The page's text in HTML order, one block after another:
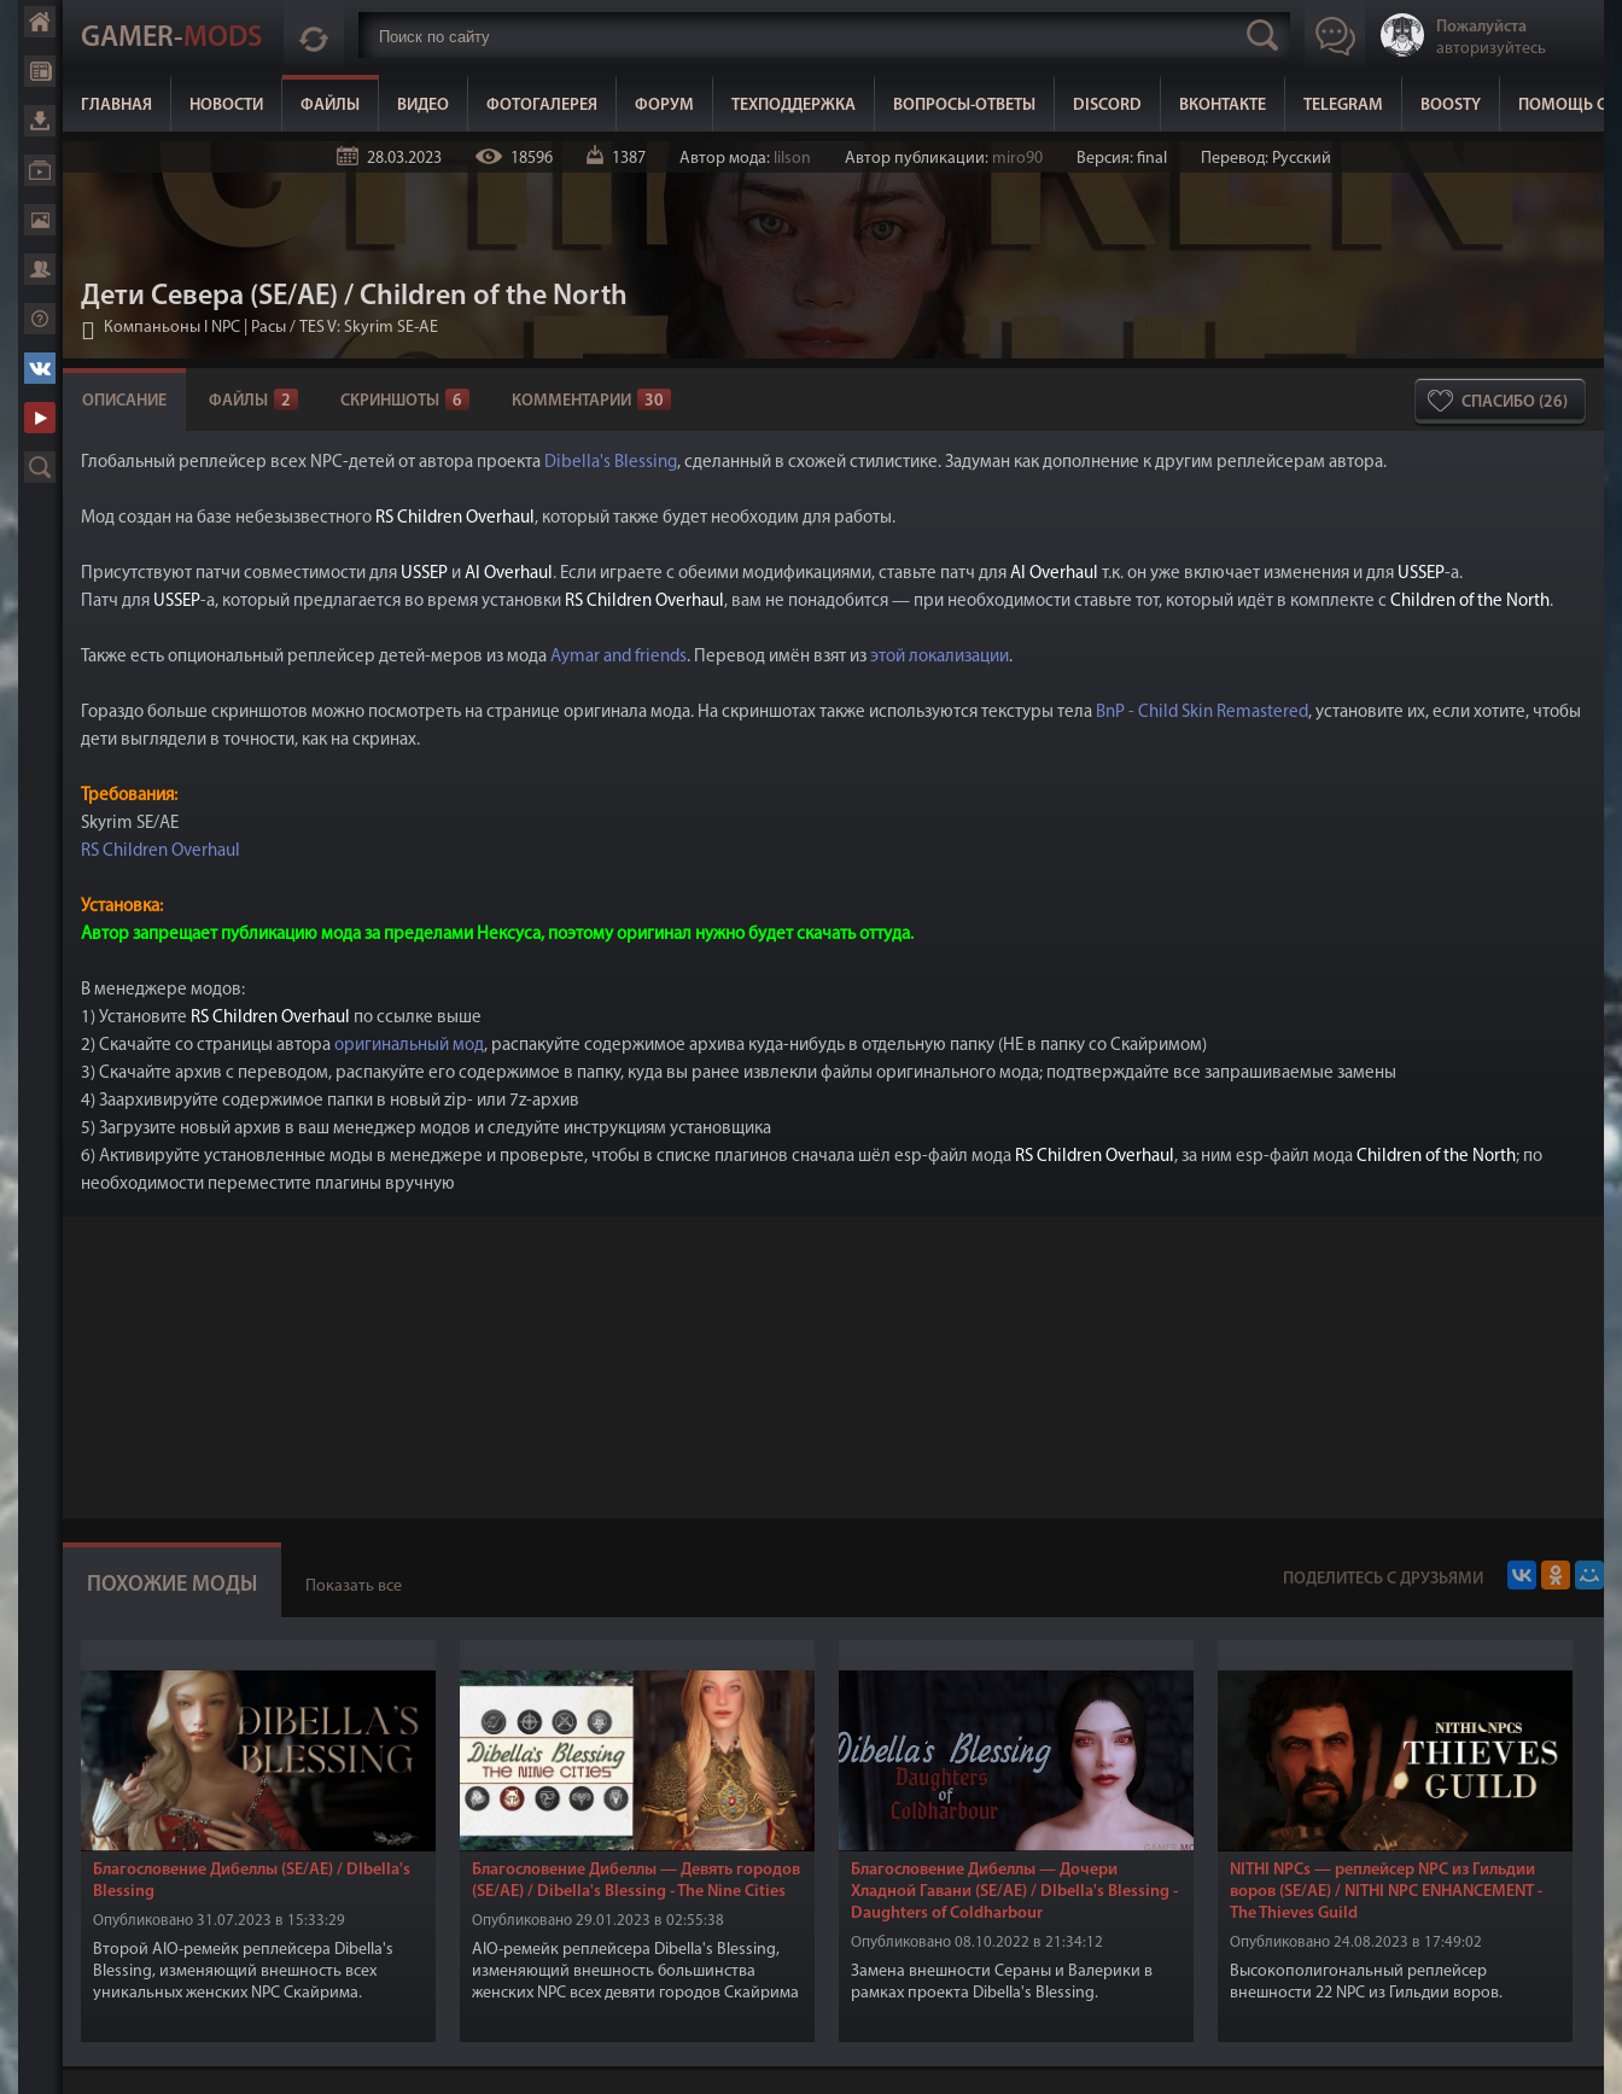
GAMER-MODS
Пожалуйста
авторизуйтесь
ГЛАВНАЯ НОВОСТИ ФАЙЛЫ ВИДЕО ФОТОГАЛЕРЕЯ ФОРУМ ТЕХПОДДЕРЖКА ВОПРОСЫ-ОТВЕТЫ DISCORD ВКОНТАКТЕ TELEGRAM BOOSTY ПОМОЩЬ
28.03.2023 18596 1387 Автор мода: lilson Автор публикации: miro90 Версия: final Перевод: Русский
Дети Севера (SE/AE) / Children of the North
Компаньоны I NPC | Расы / TES V: Skyrim SE-AE
СПАСИБО (26)
ОПИСАНИЕ ФАЙЛЫ 2 СКРИНШОТЫ 6 КОММЕНТАРИИ 30
Глобальный реплейсер всех NPC-детей от автора проекта Dibella's Blessing, сделанный в схожей стилистике. Задуман как дополнение к другим реплейсерам автора.
Мод создан на базе небезызвестного RS Children Overhaul, который также будет необходим для работы.
Присутствуют патчи совместимости для USSEP и AI Overhaul. Если играете с обеими модификациями, ставьте патч для AI Overhaul т.к. он уже включает изменения и для USSEP-а.
Патч для USSEP-а, который предлагается во время установки RS Children Overhaul, вам не понадобится — при необходимости ставьте тот, который идёт в комплекте с Children of the North.
Также есть опциональный реплейсер детей-меров из мода Aymar and friends. Перевод имён взят из этой локализации.
Гораздо больше скриншотов можно посмотреть на странице оригинала мода. На скриншотах также используются текстуры тела BnP - Child Skin Remastered, установите их, если хотите, чтобы
дети выглядели в точности, как на скринах.
Требования:
Skyrim SE/AE
RS Children Overhaul
Установка:
Автор запрещает публикацию мода за пределами Нексуса, поэтому оригинал нужно будет скачать оттуда.
В менеджере модов:
1) Установите RS Children Overhaul по ссылке выше
2) Скачайте со страницы автора оригинальный мод, распакуйте содержимое архива куда-нибудь в отдельную папку (НЕ в папку со Скайримом)
3) Скачайте архив с переводом, распакуйте его содержимое в папку, куда вы ранее извлекли файлы оригинального мода; подтверждайте все запрашиваемые замены
4) Заархивируйте содержимое папки в новый zip- или 7z-архив
5) Загрузите новый архив в ваш менеджер модов и следуйте инструкциям установщика
6) Активируйте установленные моды в менеджере и проверьте, чтобы в списке плагинов сначала шёл esp-файл мода RS Children Overhaul, за ним esp-файл мода Children of the North; по
необходимости переместите плагины вручную
ПОХОЖИЕ МОДЫ Показать все ПОДЕЛИТЕСЬ С ДРУЗЬЯМИ
Благословение Дибеллы (SE/AE) / DIbella's
Blessing
Опубликовано 31.07.2023 в 15:33:29
Второй AIO-ремейк реплейсера Dibella's
Blessing, изменяющий внешность всех
уникальных женских NPC Скайрима.
Благословение Дибеллы — Девять городов
(SE/AE) / Dibella's Blessing - The Nine Cities
Опубликовано 29.01.2023 в 02:55:38
AIO-ремейк реплейсера Dibella's Blessing,
изменяющий внешность большинства
женских NPC всех девяти городов Скайрима
Благословение Дибеллы — Дочери
Хладной Гавани (SE/AE) / DIbella's Blessing -
Daughters of Coldharbour
Опубликовано 08.10.2022 в 21:34:12
Замена внешности Сераны и Валерики в
рамках проекта Dibella's Blessing.
NITHI NPCs — реплейсер NPC из Гильдии
воров (SE/AE) / NITHI NPC ENHANCEMENT -
The Thieves Guild
Опубликовано 24.08.2023 в 17:49:02
Высокополигональный реплейсер
внешности 22 NPC из Гильдии воров.